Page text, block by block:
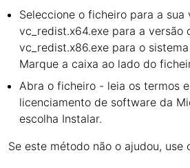
Seleccione o ficheiro para a sua
vc_redist.x64.exe para a versão
vc_redist.x86.exe para o
Marque a caixa ao lado do
Abra o ficheiro - leia os termos
licenciamento de software da
escolha Instalar.
Se este método não o ajudou, use